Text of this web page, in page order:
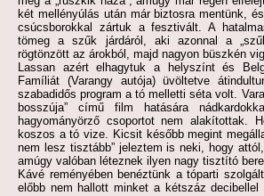
két mellényúlás után már biztosra mentünk,
csúcsborokkal zártuk a fesztivált. A
tömeg a szűk járdáról, aki azonnal a
rögtönzött az árokból, majd nagyon büszkén
Lassan azért elhagytuk a helyszínt és
Famíliát (Varangy autója) üvöltetve
szabadidős program a tó melletti séta volt.
bosszúja” című film hatására
hagyományörző csoportot nem alakítottak.
koszos a tó vize. Kicsit később megint
nem lesz tisztább” jeleztem is neki, hogy
amúgy valóban léteznek ilyen nagy tisztító
Kávé reményében benéztünk a tóparti
előbb nem hallott minket a kétszáz